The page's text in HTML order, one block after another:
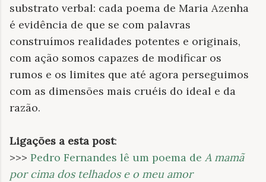
substrato verbal: cada poema de Maria Azenha
é evidência de que se com palavras
construímos realidades potentes e originais,
com ação somos capazes de modificar os
rumos e os limites que até agora perseguimos
com as dimensões mais cruéis do ideal e da
razão.
Ligações a esta post:
>>> Pedro Fernandes lê um poema de A mamã
por cima dos telhados e o meu amor